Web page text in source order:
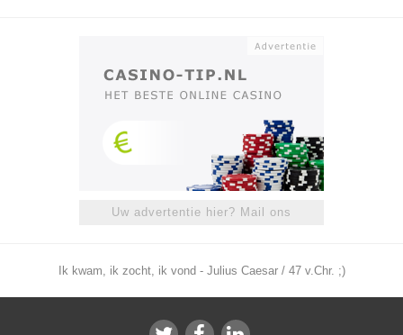
Uw advertentie hier? Mail ons
Ik kwam, ik zocht, ik vond - Julius Caesar / 47 v.Chr. ;)